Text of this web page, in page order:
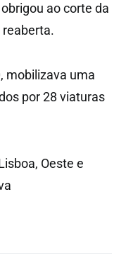
ao corte da
reaberta.
mobilizava uma
por 28 viaturas
Oeste e